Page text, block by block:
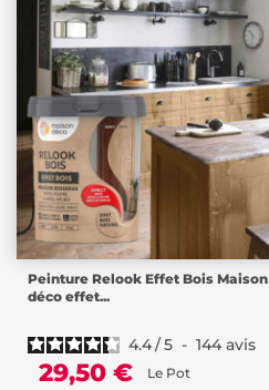
Peinture Relook Effet Bois Maison
déco effet...
4.4/5 - 144 avis
29,50 € Le Pot